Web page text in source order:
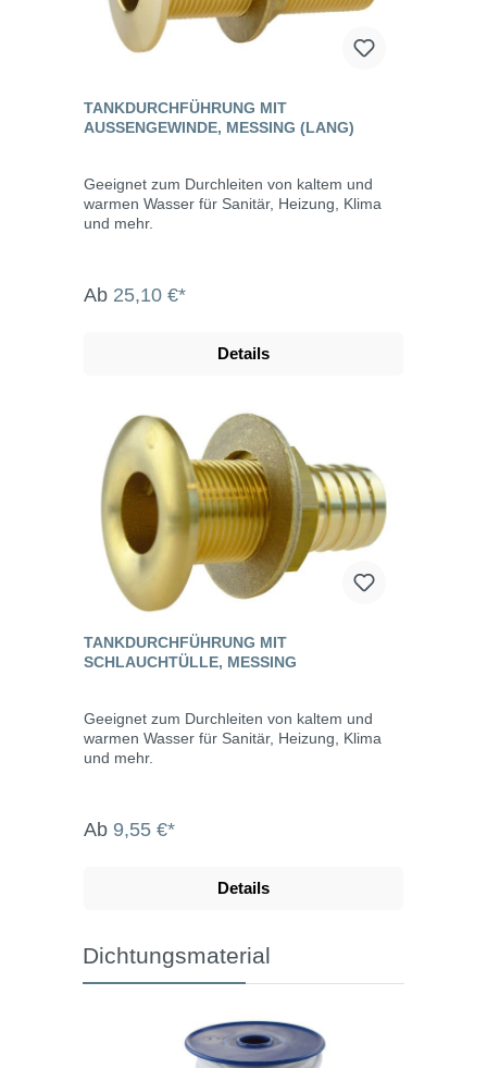
TANKDURCHFÜHRUNG MIT
AUSSENGEWINDE, MESSING (LANG)
Geeignet zum Durchleiten von kaltem und
warmen Wasser für Sanitär, Heizung, Klima
und mehr.
Ab 25,10 €*
Details
TANKDURCHFÜHRUNG MIT
SCHLAUCHTÜLLE, MESSING
Geeignet zum Durchleiten von kaltem und
warmen Wasser für Sanitär, Heizung, Klima
und mehr.
Ab 9,55 €*
Details
Dichtungsmaterial